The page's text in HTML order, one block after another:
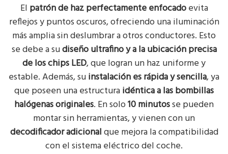
El patrón de haz perfectamente enfocadoevita
reflejos y puntos oscuros, ofreciendo una iluminación
más amplia sin deslumbrar a otros conductores. Esto
se debe a sudiseño ultrafino y a la ubicación precisa
de los chips LED, que logran un haz uniforme y
estable. Además, suinstalación es rápida y sencilla, ya
que poseen una estructuraidéntica a las bombillas
halógenas originales. En solo10 minutosse pueden
montar sin herramientas, y vienen con un
decodificador adicionalque mejora la compatibilidad
con el sistema eléctrico del coche.